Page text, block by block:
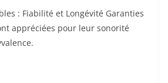
: Fiabilité et‍ Longévité Garanties
appréciées pour leur sonorité